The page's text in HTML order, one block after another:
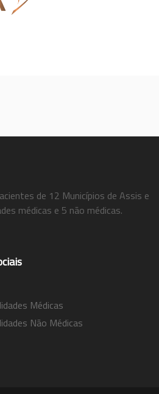
de 12 Municípios de Assis e
médicas e 5 não médicas.
Médicas
Não Médicas